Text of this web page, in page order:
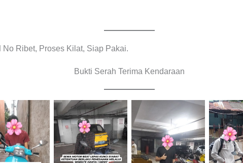
Ribet, Proses Kilat, Siap Pakai.
Bukti Serah Terima Kendaraan
Jemput
Cityplaza
Jatinegara
Cityplaza
Jatinegara